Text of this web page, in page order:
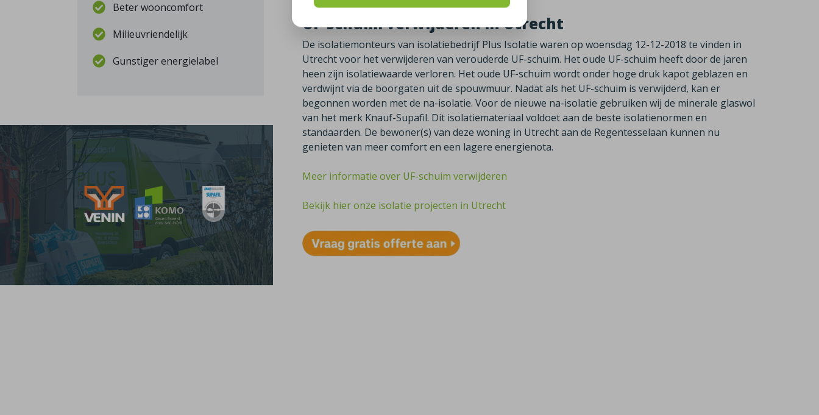
Beter wooncomfort
Milieuvriendelijk
Gunstiger energielabel
UF-schuim verwijderen in Utrecht
De isolatiemonteurs van isolatiebedrijf Plus Isolatie waren op woensdag 12-12-2018 te vinden in
Utrecht voor het verwijderen van verouderde UF-schuim. Het oude UF-schuim heeft door de jaren
heen zijn isolatiewaarde verloren. Het oude UF-schuim wordt onder hoge druk kapot geblazen en
verdwijnt via de boorgaten uit de spouwmuur. Nadat als het UF-schuim is verwijderd, kan er
begonnen worden met de na-isolatie. Voor de nieuwe na-isolatie gebruiken wij de minerale glaswol
van het merk Knauf-Supafil. Dit isolatiemateriaal voldoet aan de beste isolatienormen en
standaarden. De bewoner(s) van deze woning in Utrecht aan de Regentesselaan kunnen nu
genieten van meer comfort en een lagere energienota.
Meer informatie over UF-schuim verwijderen
Bekijk hier onze isolatie projecten in Utrecht